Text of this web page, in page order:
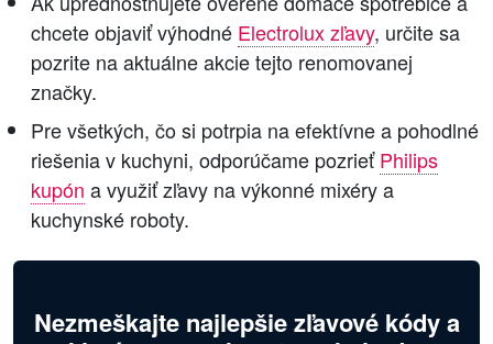
chcete objaviť výhodné Electrolux zľavy, určite sa
pozrite na aktuálne akcie tejto renomovanej
značky.
Pre všetkých, čo si potrpia na efektívne a pohodlné
riešenia v kuchyni, odporúčame pozrieťPhilips
kupón a využiť zľavy na výkonné mixéry a
kuchynské roboty.
Nezmeškajte najlepšie zľavové kódy a